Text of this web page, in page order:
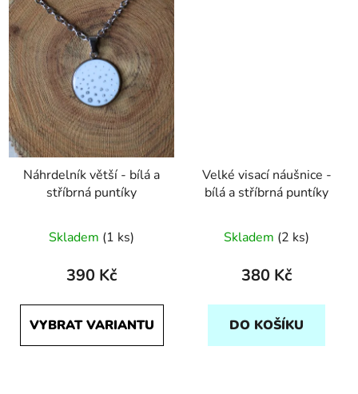
Náhrdelník větší - bílá a
stříbrná puntíky
hodnocení
produktu
5,0
z
Skladem (1 ks)
390 Kč
VYBRAT VARIANTU
Velké visací náušnice -
bílá a stříbrná puntíky
Skladem (2 ks)
380 Kč
DO KOŠÍKU